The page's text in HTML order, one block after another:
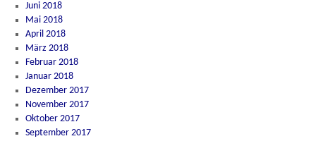
Juni 2018
Mai 2018
April 2018
März 2018
Februar 2018
Januar 2018
Dezember 2017
November 2017
Oktober 2017
September 2017